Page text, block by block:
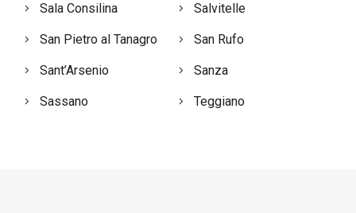
Sala Consilina Salvitelle
San Pietro al Tanagro San Rufo
Sant’Arsenio Sanza
Sassano Teggiano